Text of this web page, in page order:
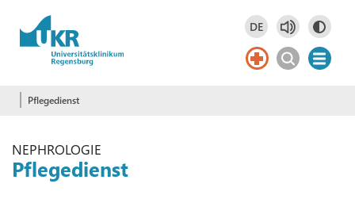
Springe zum Hauptinhalt DE
Deutsch
DE
Pflegedienst
NEPHROLOGIE
Pflegedienst